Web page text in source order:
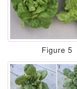
Figure 5